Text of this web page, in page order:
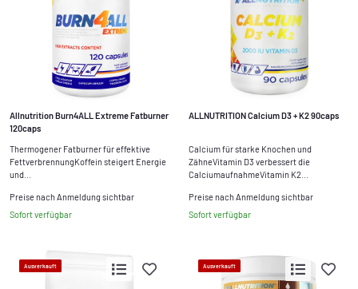
Allnutrition Burn4ALL Extreme Fatburner
120caps
Thermogener Fatburner für effektive
FettverbrennungKoffein steigert Energie
und...
Preise nach Anmeldung sichtbar
Sofort verfügbar
ALLNUTRITION Calcium D3 + K2 90caps
Calcium für starke Knochen und
ZähneVitamin D3 verbessert die
CalciumaufnahmeVitamin K2...
Preise nach Anmeldung sichtbar
Sofort verfügbar
Ausverkauft Ausverkauft